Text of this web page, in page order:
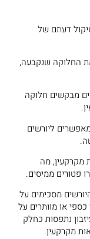
דעתם של
החלוקה שנקבעה,
מבקשים חלוקה
ליורשים
מקרקעין, מה
פטורים ממיסים.
מסכימים על
או מוותרים על
נתפסות כחלק
מקרקעין.